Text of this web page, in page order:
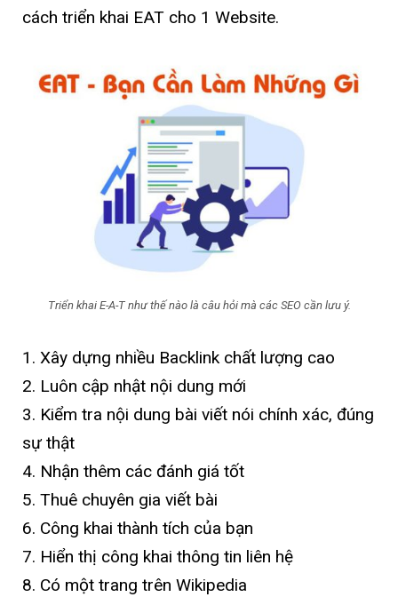
cách triển khai EAT cho 1 Website.
Triển khai E-A-T như thế nào là câu hỏi mà các SEO cần lưu ý.
1. Xây dựng nhiều Backlink chất lượng cao
2. Luôn cập nhật nội dung mới
3. Kiểm tra nội dung bài viết nói chính xác, đúng
sự thật
4. Nhận thêm các đánh giá tốt
5. Thuê chuyên gia viết bài
6. Công khai thành tích của bạn
7. Hiển thị công khai thông tin liên hệ
8. Có một trang trên Wikipedia